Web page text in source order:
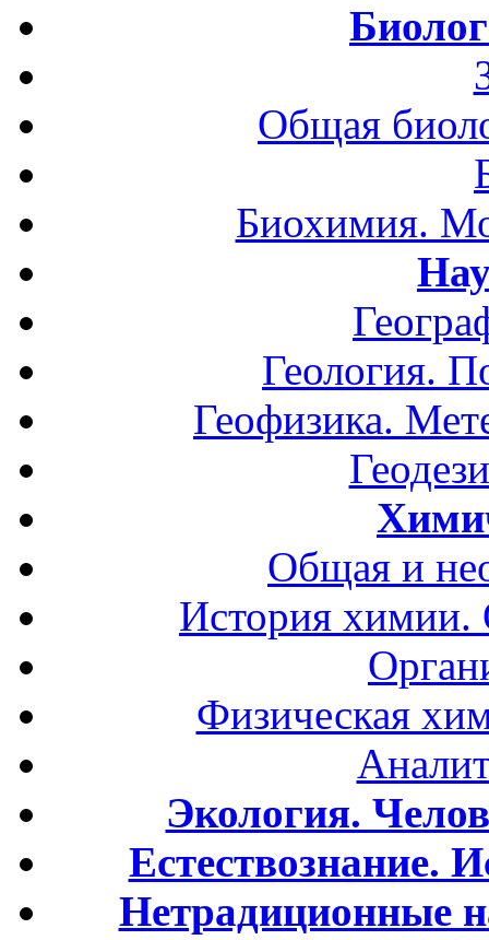
Общая
Биохимия.
Геология.
Геофизика.
Общая и
История
Физическая
Экология.
Естествознание.
Нетрадиционные